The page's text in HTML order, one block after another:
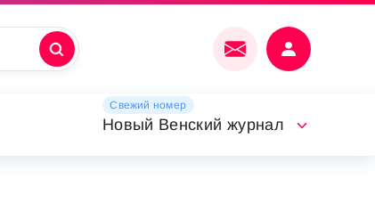
Свежий номер
Новый Венский журнал